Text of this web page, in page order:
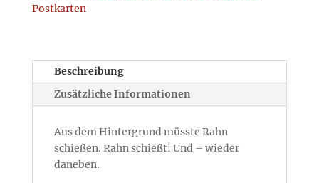
montiert
Postkarten
Beschreibung
Zusätzliche Informationen
Aus dem Hintergrund müsste Rahn
schießen. Rahn schießt! Und – wieder
daneben.